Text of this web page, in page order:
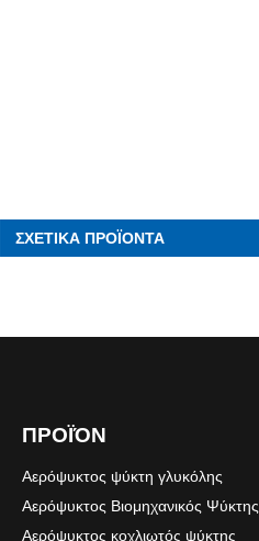
ΣΧΕΤΙΚΑ ΠΡΟΪΟΝΤΑ
ΠΡΟΪΌΝ
Αερόψυκτος ψύκτη γλυκόλης
Αερόψυκτος Βιομηχανικός Ψύκτης
Αερόψυκτος κοχλιωτός ψύκτης